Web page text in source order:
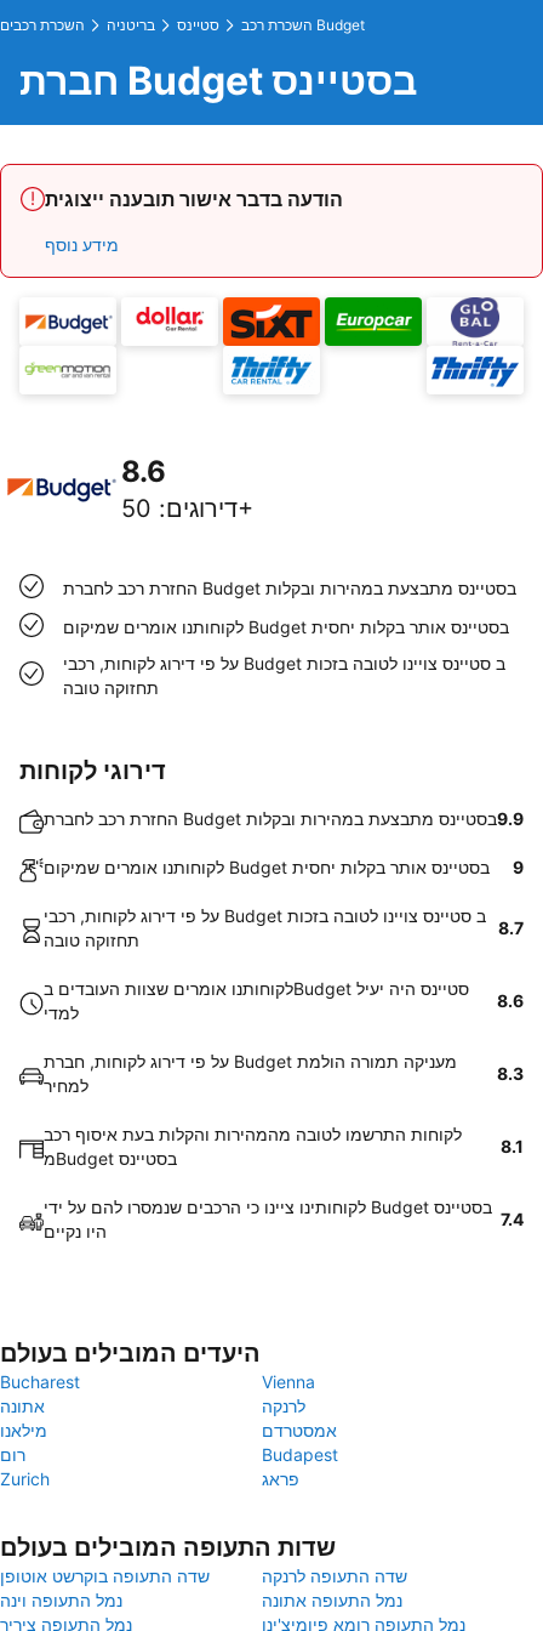
השכרת רכבים בריטניה סטיינס השכרת רכב Budget
חברת Budget בסטיינס
הודעה בדבר אישור תובענה ייצוגית
מידע נוסף
8.6
דירוגים: 50+
החזרת רכב לחברת Budget בסטיינס מתבצעת במהירות ובקלות
לקוחותנו אומרים שמיקום Budget בסטיינס אותר בקלות יחסית
על פי דירוג לקוחות, רכבי Budget ב סטיינס צויינו לטובה בזכות
תחזוקה טובה
דירוגי לקוחות
החזרת רכב לחברת Budget בסטיינס מתבצעת במהירות ובקלות9.9
לקוחותנו אומרים שמיקום Budget בסטיינס אותר בקלות יחסית 9
על פי דירוג לקוחות, רכבי Budget ב סטיינס צויינו לטובה בזכות
תחזוקה טובה
8.7
לקוחותנו אומרים שצוות העובדים בBudget סטיינס היה יעיל
למדי
8.6
על פי דירוג לקוחות, חברת Budget מעניקה תמורה הולמת
למחיר
8.3
לקוחות התרשמו לטובה מהמהירות והקלות בעת איסוף רכב
מBudget בסטיינס
8.1
לקוחותינו ציינו כי הרכבים שנמסרו להם על ידי Budget בסטיינס
היו נקיים
7.4
היעדים המובילים בעולם
Bucharest
Vienna
אתונה
לרנקה
מילאנו
אמסטרדם
רום
Budapest
Zurich
פראג
שדות התעופה המובילים בעולם
שדה התעופה בוקרשט אוטופן
שדה התעופה לרנקה
נמל התעופה וינה
נמל התעופה אתונה
נמל התעופה ציריך
נמל התעופה רומא פיומיצ'ינו